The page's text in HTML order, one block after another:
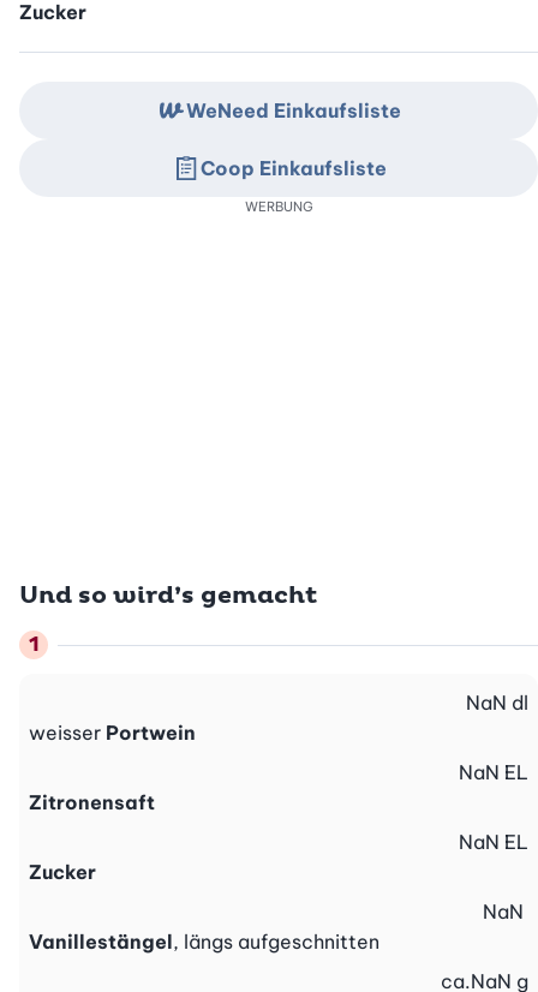
Zucker
Und so wird’s gemacht
weisser Portwein
NaN dl
Zitronensaft
NaN EL
Zucker
NaN EL
Vanillestängel, längs aufgeschnitten
NaN
ca.NaN g
WeNeed Einkaufsliste
Coop Einkaufsliste
WERBUNG